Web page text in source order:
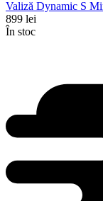
Valiză Dynamic S
899 lei
În stoc